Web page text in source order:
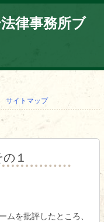
律事務所ブ
サイトマップ
１
ムを批評したところ、